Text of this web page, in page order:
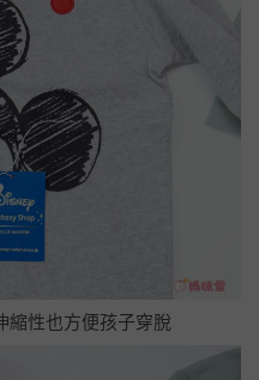
縮性也方便孩子穿脫